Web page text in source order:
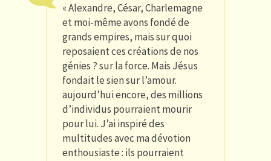
« Alexandre, César, Charlemagne
et moi-même avons fondé de
grands empires, mais sur quoi
reposaient ces créations de nos
génies ? sur la force. Mais Jésus
fondait le sien sur l’amour.
aujourd’hui encore, des millions
d’individus pourraient mourir
pour lui. J’ai inspiré des
multitudes avec ma dévotion
enthousiaste : ils pourraient